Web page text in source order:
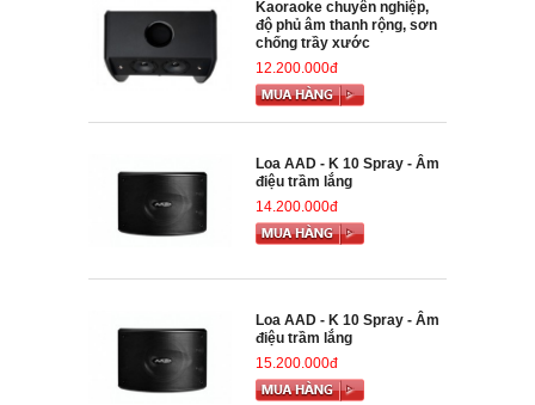
Kaoraoke chuyên nghiệp,
độ phủ âm thanh rộng, sơn
chống trầy xước
12.200.000đ
Loa AAD - K 10 Spray - Âm
điệu trầm lắng
14.200.000đ
Loa AAD - K 10 Spray - Âm
điệu trầm lắng
15.200.000đ